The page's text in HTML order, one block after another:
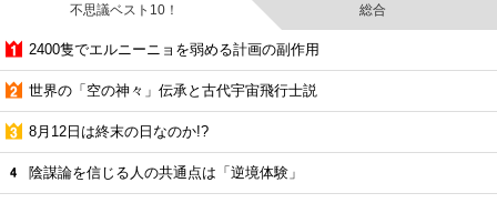
不思議ベスト10！ 総合
2400隻でエルニーニョを弱める計画の副作用
世界の「空の神々」伝承と古代宇宙飛行士説
8月12日は終末の日なのか!?
陰謀論を信じる人の共通点は「逆境体験」